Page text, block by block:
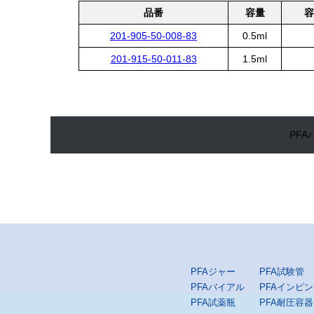
品番 容量
201-905-50-008-83 0.5ml
201-915-50-011-83 1.5ml
PFA
PFAジャー
PFAバイアル
PFA試薬瓶
PFA試験管
PFAインピ
PFA耐圧容器